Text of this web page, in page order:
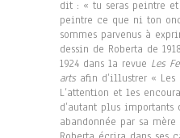
dit : « tu seras peintre
peintre ce que ni ton
sommes parvenus à
dessin de Roberta de
1924 dans la revue Les
arts afin d’illustrer « Les
L’attention et les
d’autant plus
abandonnée par sa